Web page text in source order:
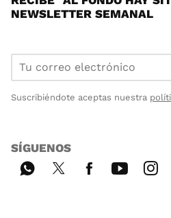
NEWSLETTER SEMANAL
Suscribiéndote aceptas nuestra
SÍGUENOS